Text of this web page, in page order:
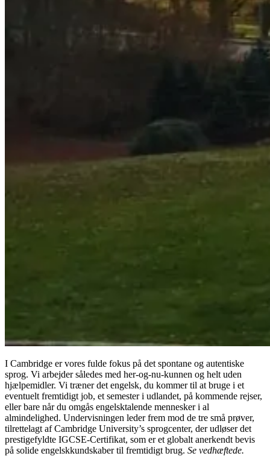
I Cambridge er vores fulde fokus på det spontane og autentiske
sprog. Vi arbejder således med her-og-nu-kunnen og helt uden
hjælpemidler. Vi træner det engelsk, du kommer til at bruge i et
eventuelt fremtidigt job, et semester i udlandet, på kommende rejser,
eller bare når du omgås engelsktalende mennesker i al
almindelighed. Undervisningen leder frem mod de tre små prøver,
tilrettelagt af Cambridge University’s sprogcenter, der udløser det
prestigefyldte IGCSE-Certifikat, som er et globalt anerkendt bevis
på solide engelskkundskaber til fremtidigt brug. Se vedhæftede.